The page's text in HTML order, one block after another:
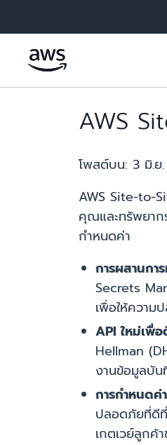
AWS
โพสต์บน: 3 มิ.ย
AWS Site-to-
คุณและทรัพยาก
กำหนดค่า
การผสานกา
Secrets
เพื่อให้ความ
API ใหม่เพื่
Hellman
งานข้อมูลบัน
การกำหนดค่
ปลอดภัยที่ดี
เกตเวย์ลูกค้